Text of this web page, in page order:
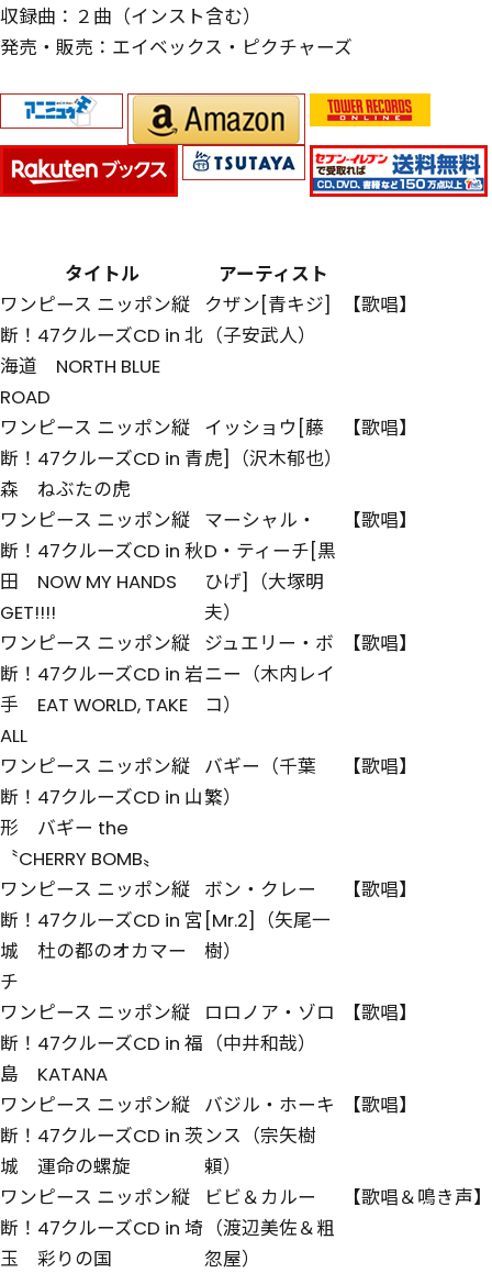
収録曲：２曲（インスト含む）
発売・販売：エイベックス・ピクチャーズ
タイトル
アーティスト
ワンピース ニッポン縦
断！47クルーズCD in 北
海道 NORTH BLUE
ROAD
クザン[青キジ]
（子安武人）
【歌唱】
ワンピース ニッポン縦
断！47クルーズCD in 青
森 ねぶたの虎
イッショウ[藤
虎]（沢木郁也）
【歌唱】
ワンピース ニッポン縦
断！47クルーズCD in 秋
田 NOW MY HANDS
GET!!!!
マーシャル・
D・ティーチ[黒
ひげ]（大塚明
夫）
【歌唱】
ワンピース ニッポン縦
断！47クルーズCD in 岩
手 EAT WORLD, TAKE
ALL
ジュエリー・ボ
ニー（木内レイ
コ）
【歌唱】
ワンピース ニッポン縦
断！47クルーズCD in 山
形 バギー the
〝CHERRY BOMB〟
バギー（千葉
繁）
【歌唱】
ワンピース ニッポン縦
断！47クルーズCD in 宮
城 杜の都のオカマー
チ
ボン・クレー
[Mr.2]（矢尾一
樹）
【歌唱】
ワンピース ニッポン縦
断！47クルーズCD in 福
島 KATANA
ロロノア・ゾロ
（中井和哉）
【歌唱】
ワンピース ニッポン縦
断！47クルーズCD in 茨
城 運命の螺旋
バジル・ホーキ
ンス（宗矢樹
頼）
【歌唱】
ワンピース ニッポン縦
断！47クルーズCD in 埼
玉 彩りの国
ビビ＆カルー
（渡辺美佐＆粗
忽屋）
【歌唱＆鳴き声】